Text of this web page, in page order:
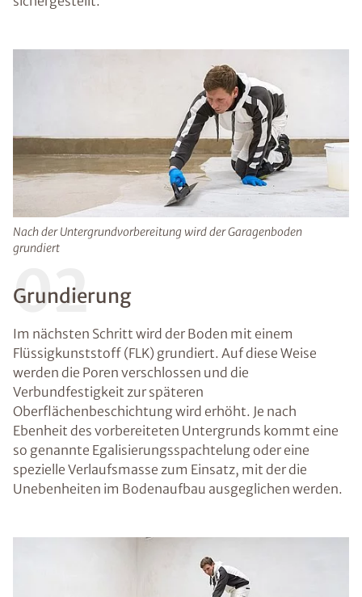
Nach der Untergrundvorbereitung wird der Garagenboden
grundiert
02
Grundierung
Im nächsten Schritt wird der Boden mit einem
Flüssigkunststoff (FLK) grundiert. Auf diese Weise
werden die Poren verschlossen und die
Verbundfestigkeit zur späteren
Oberflächenbeschichtung wird erhöht. Je nach
Ebenheit des vorbereiteten Untergrunds kommt eine
so genannte Egalisierungsspachtelung oder eine
spezielle Verlaufsmasse zum Einsatz, mit der die
Unebenheiten im Bodenaufbau ausgeglichen werden.